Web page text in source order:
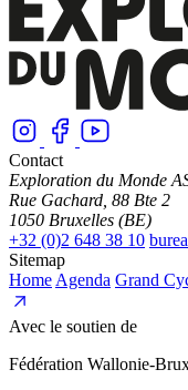
Contact
Exploration du Monde
Rue Gachard, 88 Bte 2
1050 Bruxelles (BE)
+32 (0)2 648 38 10
Sitemap
Home Agenda Grand
Avec le soutien de
Fédération Wallonie-